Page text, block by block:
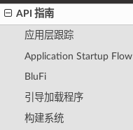
API 指南
应用层跟踪
Application Startup Flow
BluFi
引导加载程序
构建系统